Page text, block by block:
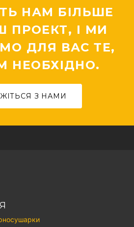
НАМ БІЛЬШЕ
ПРОЕКТ, І МИ
ДЛЯ ВАС ТЕ,
НЕОБХІДНО.
З НАМИ